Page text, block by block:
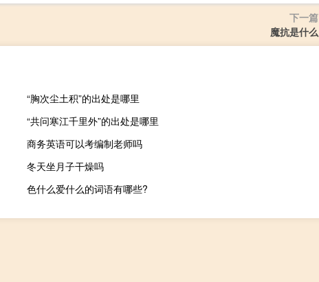
下一篇
魔抗是什么
“胸次尘土积”的出处是哪里
“共问寒江千里外”的出处是哪里
商务英语可以考编制老师吗
冬天坐月子干燥吗
色什么爱什么的词语有哪些?